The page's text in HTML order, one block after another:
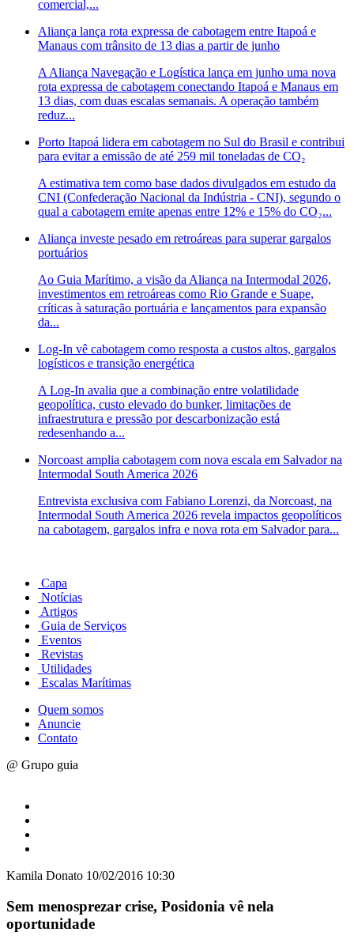
comercial,...
Aliança lança rota expressa de cabotagem entre Itapoá e
Manaus com trânsito de 13 dias a partir de junho
A Aliança Navegação e Logística lança em junho uma nova
rota expressa de cabotagem conectando Itapoá e Manaus em
13 dias, com duas escalas semanais. A operação também
reduz...
Porto Itapoá lidera em cabotagem no Sul do Brasil e contribui
para evitar a emissão de até 259 mil toneladas de CO₂
A estimativa tem como base dados divulgados em estudo da
CNI (Confederação Nacional da Indústria - CNI), segundo o
qual a cabotagem emite apenas entre 12% e 15% do CO₂...
Aliança investe pesado em retroáreas para superar gargalos
portuários
Ao Guia Marítimo, a visão da Aliança na Intermodal 2026,
investimentos em retroáreas como Rio Grande e Suape,
críticas à saturação portuária e lançamentos para expansão
da...
Log-In vê cabotagem como resposta a custos altos, gargalos
logísticos e transição energética
A Log-In avalia que a combinação entre volatilidade
geopolítica, custo elevado do bunker, limitações de
infraestrutura e pressão por descarbonização está
redesenhando a...
Norcoast amplia cabotagem com nova escala em Salvador na
Intermodal South America 2026
Entrevista exclusiva com Fabiano Lorenzi, da Norcoast, na
Intermodal South America 2026 revela impactos geopolíticos
na cabotagem, gargalos infra e nova rota em Salvador para...
Capa
Notícias
Artigos
Guia de Serviços
Eventos
Revistas
Utilidades
Escalas Marítimas
Quem somos
Anuncie
Contato
@ Grupo guia
Kamila Donato 10/02/2016 10:30
Sem menosprezar crise, Posidonia vê nela
oportunidade